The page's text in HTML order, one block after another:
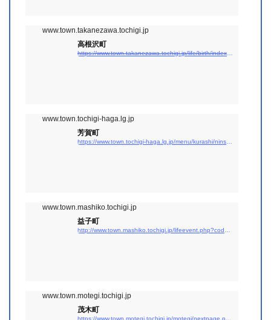
www.town.takanezawa.tochigi.jp
高根沢町
www.town.tochigi-haga.lg.jp
芳賀町
www.town.mashiko.tochigi.jp
益子町
www.town.motegi.tochigi.jp
茂木町